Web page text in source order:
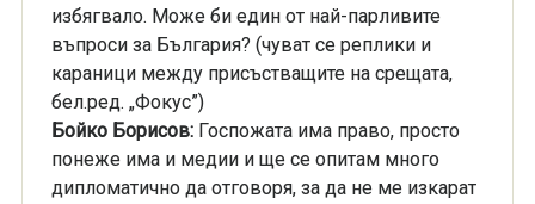
избягвало. Може би един от най-парливите
въпроси за България? (чуват се реплики и
караници между присъстващите на срещата,
бел.ред. „Фокус”)
Бойко Борисов: Госпожата има право, просто
понеже има и медии и ще се опитам много
дипломатично да отговоря, за да не ме изкарат